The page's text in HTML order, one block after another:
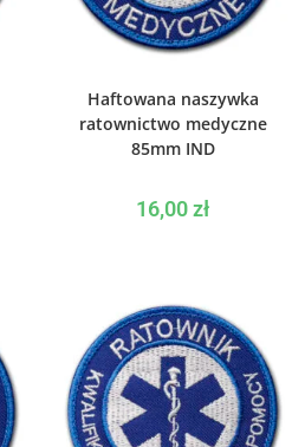
Haftowana naszywka
ratownictwo medyczne
85mm IND
16,00zł